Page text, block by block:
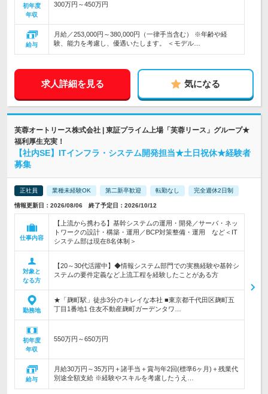
初年度
年収
300万円～450万円
給与
月給／253,000円～380,000円（一律手当含む） ※年齢や経
験、能力を考慮し、優遇いたします。 ＜モデル…
求人詳細を見る 気になる
芙蓉オートリース株式会社 | 東証プライム上場「芙蓉リース」グループ★
福利厚生充実！
【社内SE】ITインフラ・システム開発担当★土日祝休★経験者
募集
正社員 業種未経験OK 第二新卒歓迎 転勤なし 完全週休2日制
情報更新日：2026/08/06 終了予定日：2026/10/12
仕事内容
【上流から携わる】基幹システムの運用・開発／サーバ・ネッ
トワークの設計・構築・運用／BCP対策整備・運用 など＜IT
システム部は現在8名体制＞
対象と
なる方
【20～30代活躍中】◆情報システム部門での実務経験や基幹シ
ステムの要件定義など上流工程を経験したことがある方
勤務地
★「麹町駅」徒歩3分のキレイな本社 ■東京都千代田区麹町五
丁目1番地1 住友不動産麹町ガーデンタワ…
初年度
年収
550万円～650万円
給与
月給30万円～35万円＋諸手当＋賞与年2回(標準6ヶ月)＋残業代
別途全額支給 ※経験やスキルを考慮したうえ…